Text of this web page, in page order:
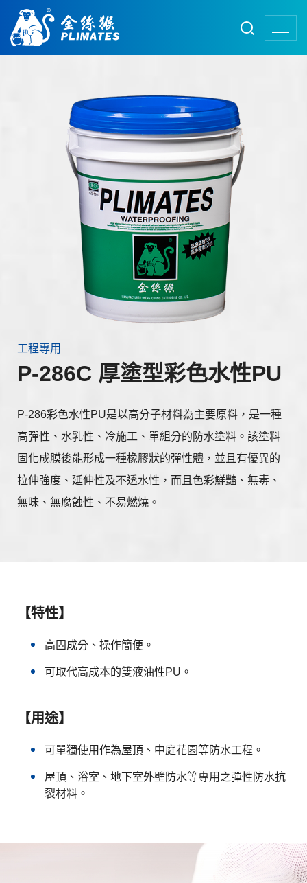
工程專用
P-286C 厚塗型彩色水性PU
P-286彩色水性PU是以高分子材料為主要原料，是一種
高彈性、水乳性、冷施工、單組分的防水塗料。該塗料
固化成膜後能形成一種橡膠狀的彈性體，並且有優異的
拉伸強度、延伸性及不透水性，而且色彩鮮豔、無毒、
無味、無腐蝕性、不易燃燒。
【特性】
高固成分、操作簡便。
可取代高成本的雙液油性PU。
【用途】
可單獨使用作為屋頂、中庭花園等防水工程。
屋頂、浴室、地下室外壁防水等專用之彈性防水抗
裂材料。